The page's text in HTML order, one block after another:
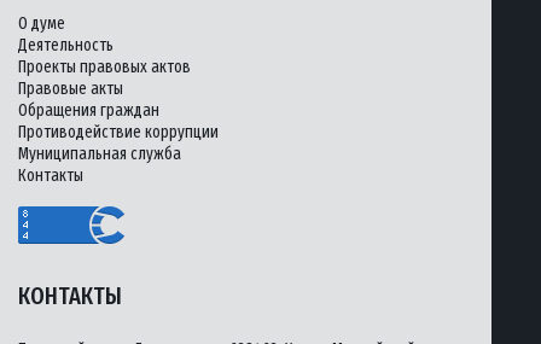
КОНТАКТЫ
О думе
Деятельность
Проекты правовых актов
Правовые акты
Обращения граждан
Противодействие коррупции
Муниципальная служба
Контакты